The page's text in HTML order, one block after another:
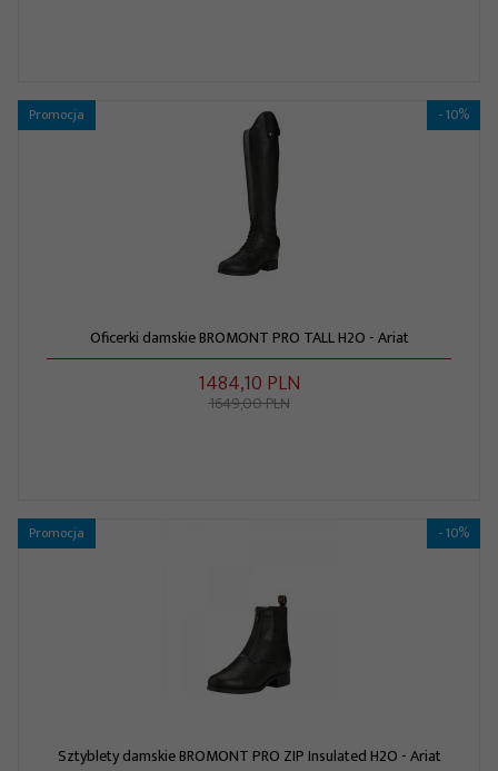
Promocja - 10%
Oficerki damskie BROMONT PRO TALL H2O - Ariat
1484,10 PLN
1649,00 PLN
Promocja - 10%
Sztyblety damskie BROMONT PRO ZIP Insulated H2O - Ariat